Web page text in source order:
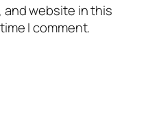
and website in this
I comment.